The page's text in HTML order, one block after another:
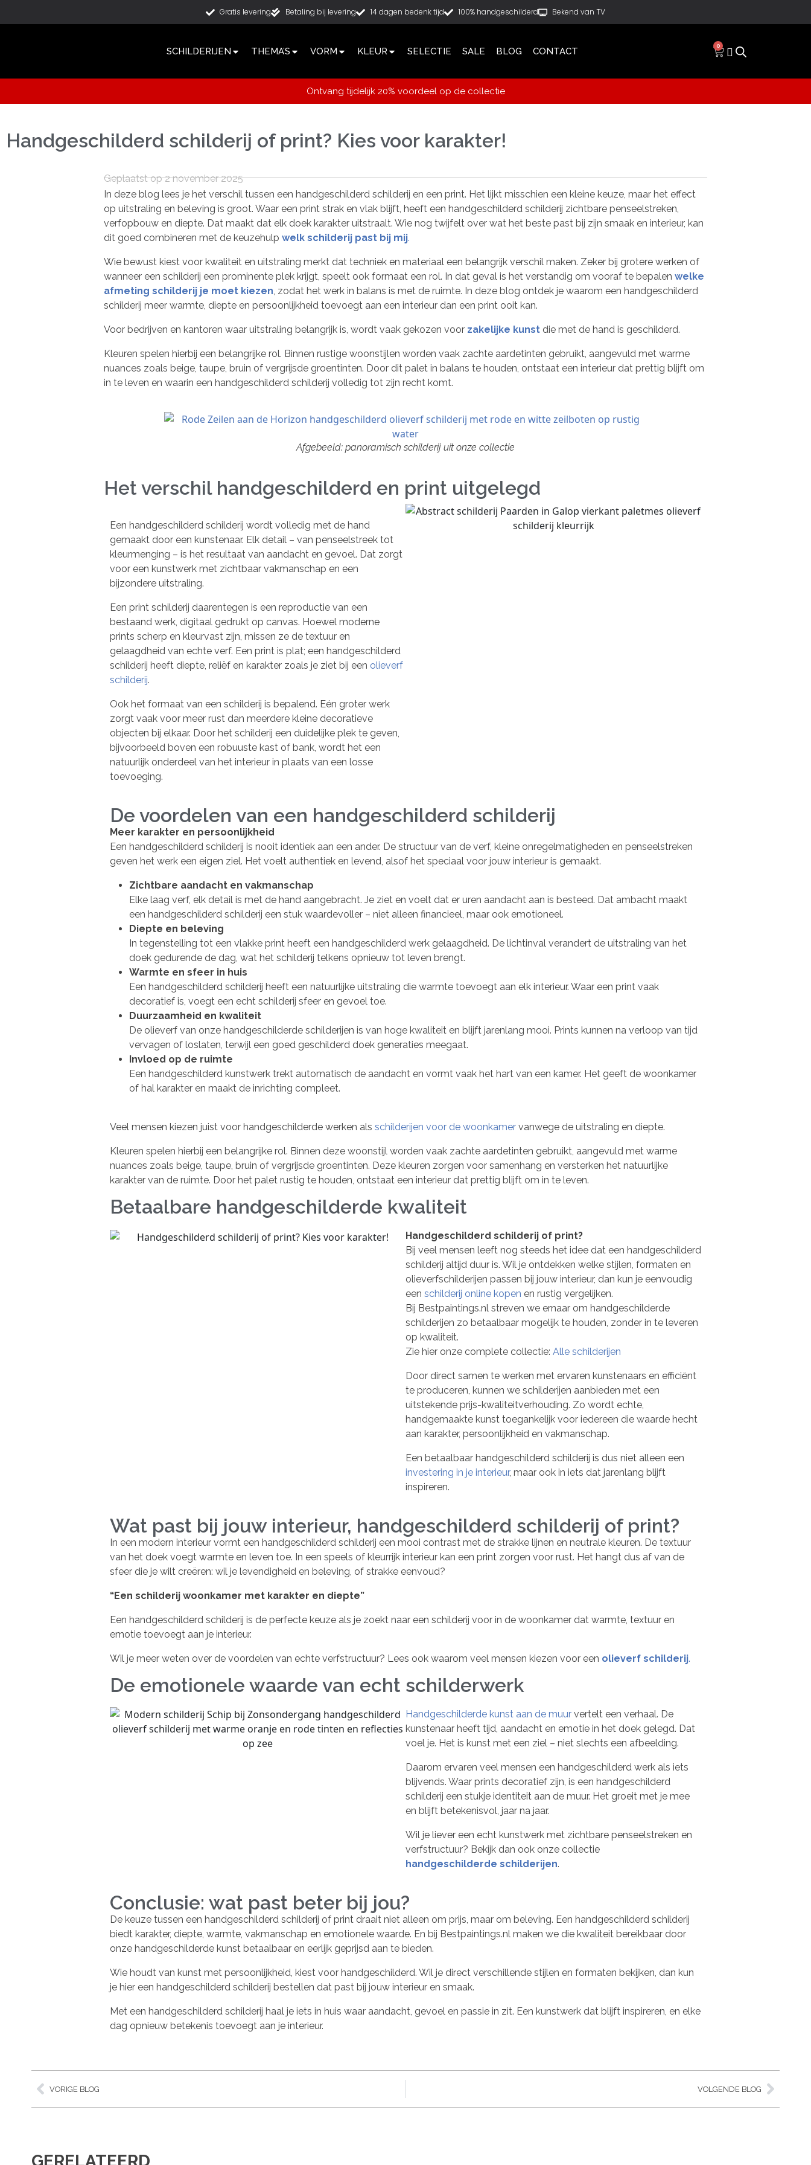
Gratis levering Betaling bij levering 14 dagen bedenk tijd 100% handgeschilderd Bekend van TV
SCHILDERIJEN THEMA’S VORM KLEUR SELECTIE SALE BLOG CONTACT
0
Ontvang tijdelijk 20% voordeel op de collectie
Handgeschilderd schilderij of print? Kies voor karakter!
Geplaatst op 2 november 2025
In deze blog lees je het verschil tussen een handgeschilderd schilderij en een print. Het lijkt misschien een kleine keuze, maar het effect
op uitstraling en beleving is groot. Waar een print strak en vlak blijft, heeft een handgeschilderd schilderij zichtbare penseelstreken,
verfopbouw en diepte. Dat maakt dat elk doek karakter uitstraalt. Wie nog twijfelt over wat het beste past bij zijn smaak en interieur, kan
dit goed combineren met de keuzehulp welk schilderij past bij mij.
Wie bewust kiest voor kwaliteit en uitstraling merkt dat techniek en materiaal een belangrijk verschil maken. Zeker bij grotere werken of
wanneer een schilderij een prominente plek krijgt, speelt ook formaat een rol. In dat geval is het verstandig om vooraf te bepalen welke
afmeting schilderij je moet kiezen, zodat het werk in balans is met de ruimte. In deze blog ontdek je waarom een handgeschilderd
schilderij meer warmte, diepte en persoonlijkheid toevoegt aan een interieur dan een print ooit kan.
Voor bedrijven en kantoren waar uitstraling belangrijk is, wordt vaak gekozen voor zakelijke kunst die met de hand is geschilderd.
Kleuren spelen hierbij een belangrijke rol. Binnen rustige woonstijlen worden vaak zachte aardetinten gebruikt, aangevuld met warme
nuances zoals beige, taupe, bruin of vergrijsde groentinten. Door dit palet in balans te houden, ontstaat een interieur dat prettig blijft om
in te leven en waarin een handgeschilderd schilderij volledig tot zijn recht komt.
Afgebeeld: panoramisch schilderij uit onze collectie
Het verschil handgeschilderd en print uitgelegd
Een handgeschilderd schilderij wordt volledig met de hand
gemaakt door een kunstenaar. Elk detail – van penseelstreek tot
kleurmenging – is het resultaat van aandacht en gevoel. Dat zorgt
voor een kunstwerk met zichtbaar vakmanschap en een
bijzondere uitstraling.
Een print schilderij daarentegen is een reproductie van een
bestaand werk, digitaal gedrukt op canvas. Hoewel moderne
prints scherp en kleurvast zijn, missen ze de textuur en
gelaagdheid van echte verf. Een print is plat; een handgeschilderd
schilderij heeft diepte, reliëf en karakter zoals je ziet bij een olieverf
schilderij.
Ook het formaat van een schilderij is bepalend. Eén groter werk
zorgt vaak voor meer rust dan meerdere kleine decoratieve
objecten bij elkaar. Door het schilderij een duidelijke plek te geven,
bijvoorbeeld boven een robuuste kast of bank, wordt het een
natuurlijk onderdeel van het interieur in plaats van een losse
toevoeging.
De voordelen van een handgeschilderd schilderij
Meer karakter en persoonlijkheid
Een handgeschilderd schilderij is nooit identiek aan een ander. De structuur van de verf, kleine onregelmatigheden en penseelstreken
geven het werk een eigen ziel. Het voelt authentiek en levend, alsof het speciaal voor jouw interieur is gemaakt.
Zichtbare aandacht en vakmanschap
Elke laag verf, elk detail is met de hand aangebracht. Je ziet en voelt dat er uren aandacht aan is besteed. Dat ambacht maakt
een handgeschilderd schilderij een stuk waardevoller – niet alleen financieel, maar ook emotioneel.
Diepte en beleving
In tegenstelling tot een vlakke print heeft een handgeschilderd werk gelaagdheid. De lichtinval verandert de uitstraling van het
doek gedurende de dag, wat het schilderij telkens opnieuw tot leven brengt.
Warmte en sfeer in huis
Een handgeschilderd schilderij heeft een natuurlijke uitstraling die warmte toevoegt aan elk interieur. Waar een print vaak
decoratief is, voegt een echt schilderij sfeer en gevoel toe.
Duurzaamheid en kwaliteit
De olieverf van onze handgeschilderde schilderijen is van hoge kwaliteit en blijft jarenlang mooi. Prints kunnen na verloop van tijd
vervagen of loslaten, terwijl een goed geschilderd doek generaties meegaat.
Invloed op de ruimte
Een handgeschilderd kunstwerk trekt automatisch de aandacht en vormt vaak het hart van een kamer. Het geeft de woonkamer
of hal karakter en maakt de inrichting compleet.
Veel mensen kiezen juist voor handgeschilderde werken als schilderijen voor de woonkamer vanwege de uitstraling en diepte.
Kleuren spelen hierbij een belangrijke rol. Binnen deze woonstijl worden vaak zachte aardetinten gebruikt, aangevuld met warme
nuances zoals beige, taupe, bruin of vergrijsde groentinten. Deze kleuren zorgen voor samenhang en versterken het natuurlijke
karakter van de ruimte. Door het palet rustig te houden, ontstaat een interieur dat prettig blijft om in te leven.
Betaalbare handgeschilderde kwaliteit
Handgeschilderd schilderij of print?
Bij veel mensen leeft nog steeds het idee dat een handgeschilderd
schilderij altijd duur is. Wil je ontdekken welke stijlen, formaten en
olieverfschilderijen passen bij jouw interieur, dan kun je eenvoudig
een schilderij online kopen en rustig vergelijken.
Bij Bestpaintings.nl streven we ernaar om handgeschilderde
schilderijen zo betaalbaar mogelijk te houden, zonder in te leveren
op kwaliteit.
Zie hier onze complete collectie: Alle schilderijen
Door direct samen te werken met ervaren kunstenaars en efficiënt
te produceren, kunnen we schilderijen aanbieden met een
uitstekende prijs-kwaliteitverhouding. Zo wordt echte,
handgemaakte kunst toegankelijk voor iedereen die waarde hecht
aan karakter, persoonlijkheid en vakmanschap.
Een betaalbaar handgeschilderd schilderij is dus niet alleen een
investering in je interieur, maar ook in iets dat jarenlang blijft
inspireren.
Wat past bij jouw interieur, handgeschilderd schilderij of print?
In een modern interieur vormt een handgeschilderd schilderij een mooi contrast met de strakke lijnen en neutrale kleuren. De textuur
van het doek voegt warmte en leven toe. In een speels of kleurrijk interieur kan een print zorgen voor rust. Het hangt dus af van de
sfeer die je wilt creëren: wil je levendigheid en beleving, of strakke eenvoud?
“Een schilderij woonkamer met karakter en diepte”
Een handgeschilderd schilderij is de perfecte keuze als je zoekt naar een schilderij voor in de woonkamer dat warmte, textuur en
emotie toevoegt aan je interieur.
Wil je meer weten over de voordelen van echte verfstructuur? Lees ook waarom veel mensen kiezen voor een olieverf schilderij.
De emotionele waarde van echt schilderwerk
Handgeschilderde kunst aan de muur vertelt een verhaal. De
kunstenaar heeft tijd, aandacht en emotie in het doek gelegd. Dat
voel je. Het is kunst met een ziel – niet slechts een afbeelding.
Daarom ervaren veel mensen een handgeschilderd werk als iets
blijvends. Waar prints decoratief zijn, is een handgeschilderd
schilderij een stukje identiteit aan de muur. Het groeit met je mee
en blijft betekenisvol, jaar na jaar.
Wil je liever een echt kunstwerk met zichtbare penseelstreken en
verfstructuur? Bekijk dan ook onze collectie
handgeschilderde schilderijen.
Conclusie: wat past beter bij jou?
De keuze tussen een handgeschilderd schilderij of print draait niet alleen om prijs, maar om beleving. Een handgeschilderd schilderij
biedt karakter, diepte, warmte, vakmanschap en emotionele waarde. En bij Bestpaintings.nl maken we die kwaliteit bereikbaar door
onze handgeschilderde kunst betaalbaar en eerlijk geprijsd aan te bieden.
Wie houdt van kunst met persoonlijkheid, kiest voor handgeschilderd. Wil je direct verschillende stijlen en formaten bekijken, dan kun
je hier een handgeschilderd schilderij bestellen dat past bij jouw interieur en smaak.
Met een handgeschilderd schilderij haal je iets in huis waar aandacht, gevoel en passie in zit. Een kunstwerk dat blijft inspireren, en elke
dag opnieuw betekenis toevoegt aan je interieur.
VORIGE BLOG VOLGENDE BLOG